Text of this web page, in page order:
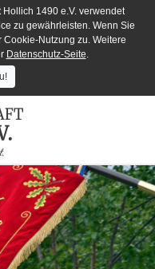
1490 e.V. verwendet
zu gewährleisten. Wenn Sie
Nutzung zu. Weitere
Datenschutz-Seite.